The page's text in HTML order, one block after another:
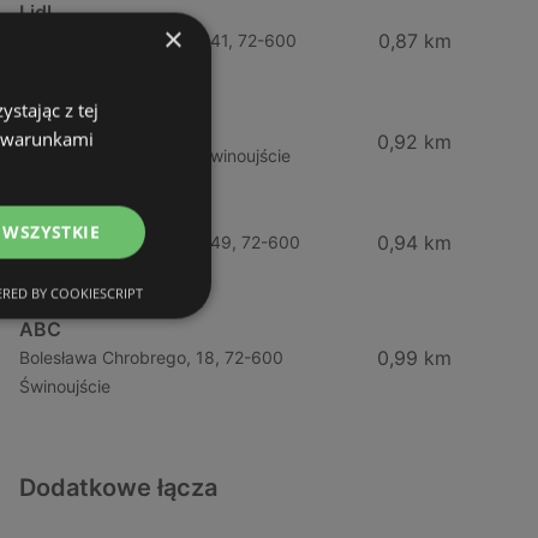
Lidl
Ul. Bohaterów Września 41, 72-600
0,87 km
ABC
Barlickiego, 4, 72-600 Świnoujście
0,92 km
Żabka
Ul. Bohaterów Września 49, 72-600
0,94 km
ABC
Bolesława Chrobrego, 18, 72-600
Świnoujście
0,99 km
Dodatkowe łącza
×
z tej
BY COOKIESCRIPT